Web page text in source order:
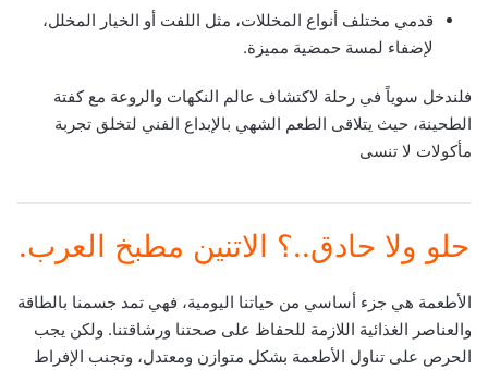
قدمي مختلف أنواع المخللات، مثل اللفت أو الخيار المخلل،
لإضفاء لمسة حمضية مميزة.
فلندخل سوياً في رحلة لاكتشاف عالم النكهات والروعة مع كفتة
الطحينة، حيث يتلاقى الطعم الشهي بالإبداع الفني لتخلق تجربة
مأكولات لا تنسى
حلو ولا حادق..؟ الاتنين مطبخ العرب.
الأطعمة هي جزء أساسي من حياتنا اليومية، فهي تمد جسمنا بالطاقة
والعناصر الغذائية اللازمة للحفاظ على صحتنا ورشاقتنا. ولكن يجب
الحرص على تناول الأطعمة بشكل متوازن ومعتدل، وتجنب الإفراط